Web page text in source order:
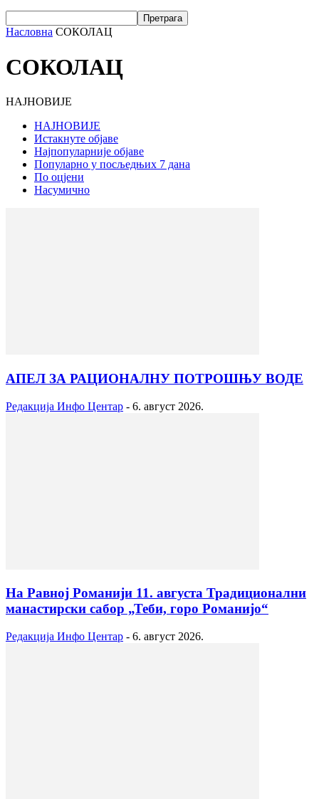
Насловна СОКОЛАЦ
СОКОЛАЦ
НАЈНОВИЈЕ
НАЈНОВИЈЕ
Истакнуте објаве
Најпопуларније објаве
Популарно у посљедњих 7 дана
По оцјени
Насумично
АПЕЛ ЗА РАЦИОНАЛНУ ПОТРОШЊУ ВОДЕ
Редакција Инфо Центар - 6. август 2026.
На Равној Романији 11. августа Традиционални
манастирски сабор „Теби, горо Романијо“
Редакција Инфо Центар - 6. август 2026.